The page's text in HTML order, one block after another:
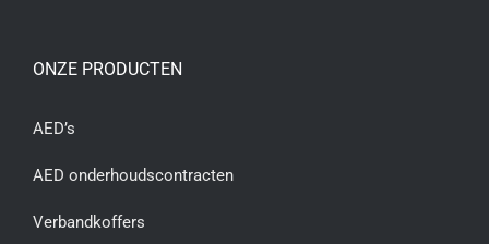
ONZE PRODUCTEN
AED’s
AED onderhoudscontracten
Verbandkoffers